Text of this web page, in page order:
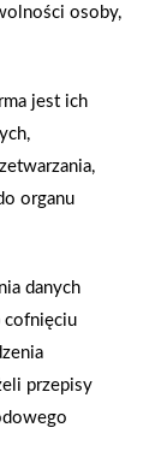
lata,
dorzucimy
o wysokich
wysoko
współczynnik
osoby,
jest ich
organu
danych
cofnięciu
przepisy